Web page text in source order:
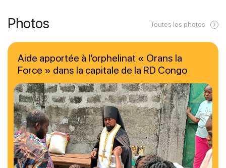
Photos Toutes les photos
Aide apportée à l’orphelinat « Orans la
Force » dans la capitale de la RD Congo